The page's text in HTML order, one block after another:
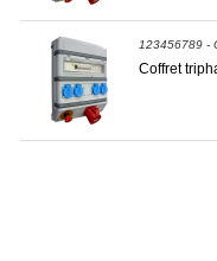
123456789 -
Coffret